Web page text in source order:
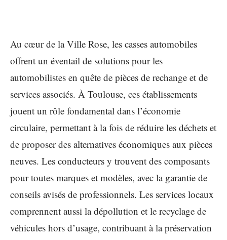
Au cœur de la Ville Rose, les casses automobiles
offrent un éventail de solutions pour les
automobilistes en quête de pièces de rechange et de
services associés. À Toulouse, ces établissements
jouent un rôle fondamental dans l’économie
circulaire, permettant à la fois de réduire les déchets et
de proposer des alternatives économiques aux pièces
neuves. Les conducteurs y trouvent des composants
pour toutes marques et modèles, avec la garantie de
conseils avisés de professionnels. Les services locaux
comprennent aussi la dépollution et le recyclage de
véhicules hors d’usage, contribuant à la préservation